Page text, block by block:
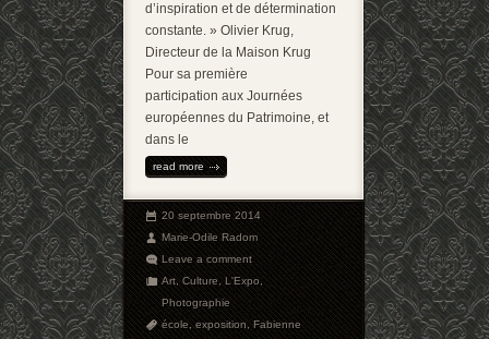
d’inspiration et de détermination
constante. » Olivier Krug,
Directeur de la Maison Krug
Pour sa première
participation aux Journées
européennes du Patrimoine, et
dans le
read more
20 septembre 2014
Marie-Odile Radom
Leave a comment
Art,Culture,L'Expo,
Photographie
école,exposition,Fabienne